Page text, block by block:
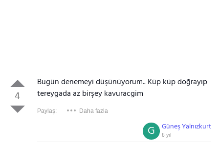
4
Bugün denemeyi düşünüyorum.. Küp küp doğrayıp
tereygada az birşey kavuracgim
Paylaş: Daha fazla
Güneş Yalnızkurt
8 yıl
G